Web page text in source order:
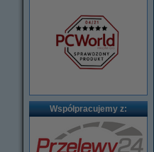
Współpracujemy z: